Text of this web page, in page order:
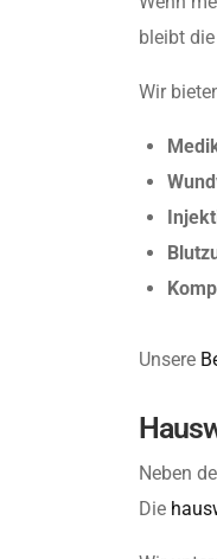
bleibt
Wir
Unsere
Neben
Die